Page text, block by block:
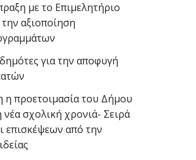
με το Επιμελητήριο
αξιοποίηση
για την αποφυγή
η προετοιμασία του Δήμου
νέα σχολική χρονιά- Σειρά
επισκέψεων από την